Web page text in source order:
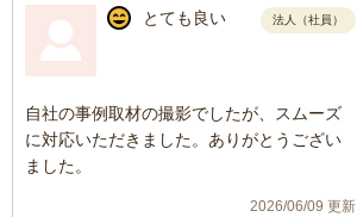
とても良い 法人（社員）
自社の事例取材の撮影でしたが、スムーズ
に対応いただきました。ありがとうござい
ました。
2026/06/09 更新